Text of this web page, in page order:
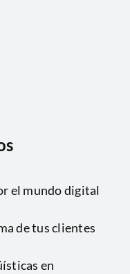
el mundo digital
de tus clientes
en